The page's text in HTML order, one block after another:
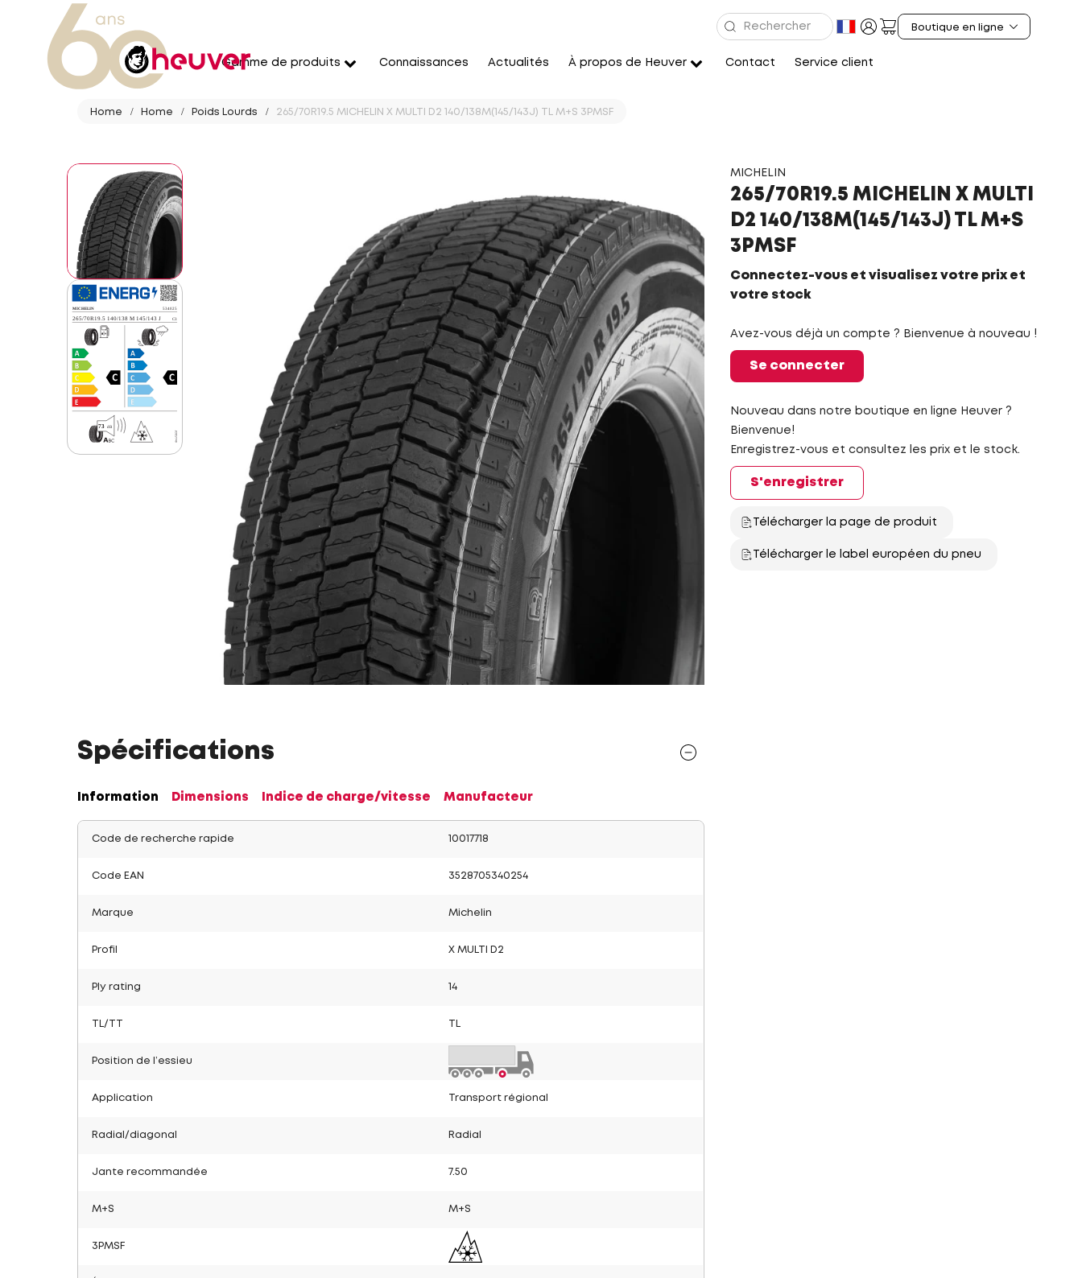
Gamme de produits Connaissances Actualités À propos de Heuver Contact Service client
Home Home Poids Lourds 265/70R19.5 MICHELIN X MULTI D2 140/138M(145/143J) TL M+S 3PMSF
MICHELIN
265/70R19.5 MICHELIN X MULTI
D2 140/138M(145/143J) TL M+S
3PMSF
Connectez-vous et visualisez votre prix et
votre stock
Avez-vous déjà un compte ? Bienvenue à nouveau !
Se connecter
Nouveau dans notre boutique en ligne Heuver ?
Bienvenue!
Enregistrez-vous et consultez les prix et le stock.
S'enregistrer
Télécharger la page de produit
Télécharger le label européen du pneu
Spécifications
Information Dimensions Indice de charge/vitesse Manufacteur
Code de recherche rapide 10017718
Code EAN 3528705340254
Marque Michelin
Profil X MULTI D2
Ply rating 14
TL/TT
Position de l’essieu
Application Transport régional
Radial/diagonal Radial
Jante recommandée 7.50
M+S M+S
3PMSF